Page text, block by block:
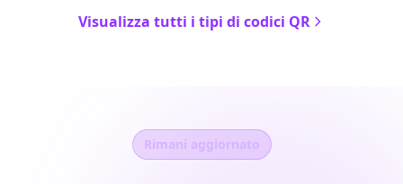
Visualizza tutti i tipi di codici QR
Rimani aggiornato